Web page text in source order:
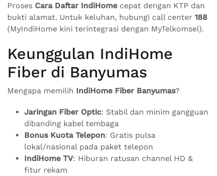
Proses Cara Daftar IndiHome cepat dengan KTP dan
bukti alamat. Untuk keluhan, hubungi call center 188
(MyIndiHome kini terintegrasi dengan MyTelkomsel).
Keunggulan IndiHome
Fiber di Banyumas
Mengapa memilih IndiHome Fiber Banyumas?
Jaringan Fiber Optic: Stabil dan minim gangguan
dibanding kabel tembaga
Bonus Kuota Telepon: Gratis pulsa
lokal/nasional pada paket telepon
IndiHome TV: Hiburan ratusan channel HD &
fitur rekam